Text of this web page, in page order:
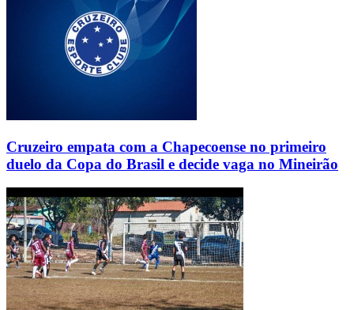
Cruzeiro empata com a Chapecoense no primeiro
duelo da Copa do Brasil e decide vaga no Mineirão